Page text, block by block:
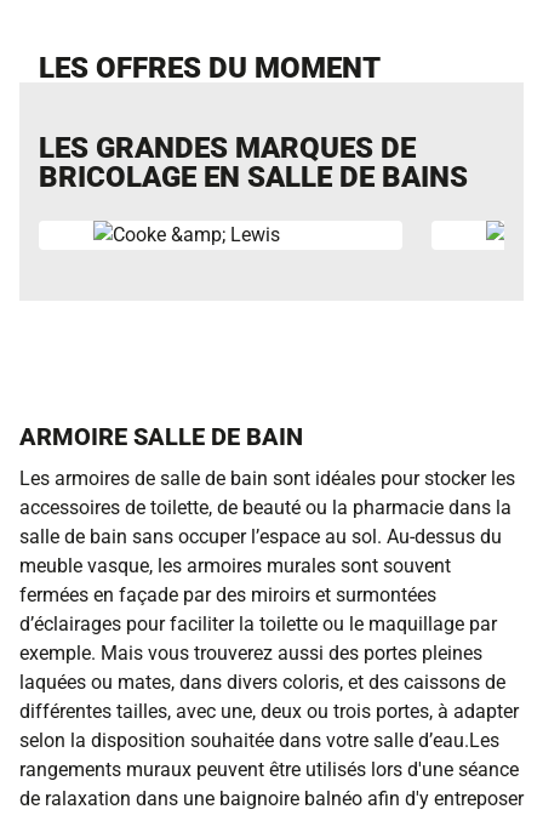
LES OFFRES DU MOMENT
LES GRANDES MARQUES DE
BRICOLAGE EN SALLE DE BAINS
ARMOIRE SALLE DE BAIN
Les armoires de salle de bain sont idéales pour stocker les
accessoires de toilette, de beauté ou la pharmacie dans la
salle de bain sans occuper l’espace au sol. Au-dessus du
meuble vasque, les armoires murales sont souvent
fermées en façade par des miroirs et surmontées
d’éclairages pour faciliter la toilette ou le maquillage par
exemple. Mais vous trouverez aussi des portes pleines
laquées ou mates, dans divers coloris, et des caissons de
différentes tailles, avec une, deux ou trois portes, à adapter
selon la disposition souhaitée dans votre salle d’eau.Les
rangements muraux peuvent être utilisés lors d'une séance
de ralaxation dans une baignoire balnéo afin d'y entreposer